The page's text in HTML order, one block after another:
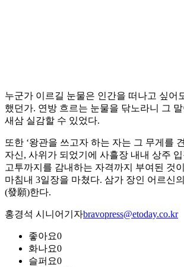
누군가 이르길 눈물은 인간을 떠나고 싶어
했던가. 연방 흐르는 눈물을 닦노라니 그
새삼 실감할 수 있었다.
또한 ‘왕관을 쓰고자 하는 자는 그 무게를
자신, 사위가 되었기에 사흘장 내내 상주
고투까지를 감내하는 자격까지 부여된 것
마침내 3일장을 마쳤다. 삼가 장인 어르신
(發願)한다.
홍경석 시니어기자bravopress@etoday.co.kr
좋아요0
화나요0
슬퍼요0